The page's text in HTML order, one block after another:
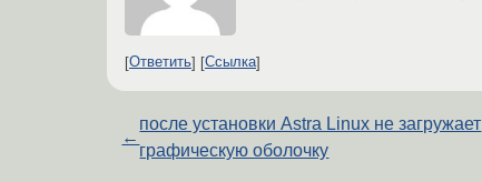
Ответить Ссылка
←
после установки Astra Linux не загружает
графическую оболочку